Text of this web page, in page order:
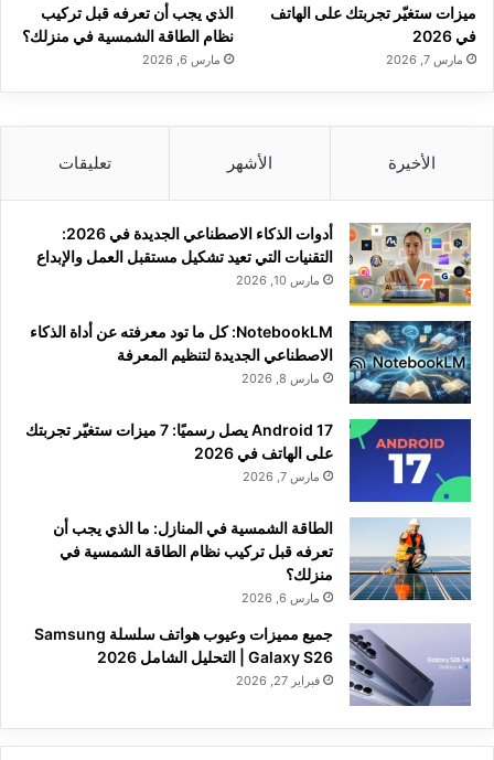
ميزات ستغيّر تجربتك على الهاتف
في 2026
مارس 7, 2026
الذي يجب أن تعرفه قبل تركيب
نظام الطاقة الشمسية في منزلك؟
مارس 6, 2026
الأخيرة الأشهر تعليقات
أدوات الذكاء الاصطناعي الجديدة في 2026:
التقنيات التي تعيد تشكيل مستقبل العمل والإبداع
مارس 10, 2026
NotebookLM: كل ما تود معرفته عن أداة الذكاء
الاصطناعي الجديدة لتنظيم المعرفة
مارس 8, 2026
Android 17 يصل رسميًا: 7 ميزات ستغيّر تجربتك
على الهاتف في 2026
مارس 7, 2026
الطاقة الشمسية في المنازل: ما الذي يجب أن
تعرفه قبل تركيب نظام الطاقة الشمسية في
منزلك؟
مارس 6, 2026
جميع مميزات وعيوب هواتف سلسلة Samsung
Galaxy S26 | التحليل الشامل 2026
فبراير 27, 2026